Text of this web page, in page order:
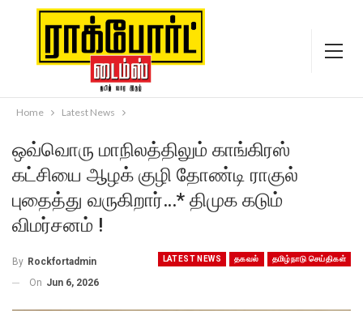
Home Latest News
ஒவ்வொரு மாநிலத்திலும் காங்கிரஸ்
கட்சியை ஆழக் குழி தோண்டி ராகுல்
புதைத்து வருகிறார்…* திமுக கடும்
விமர்சனம் !
LATEST NEWS தகவல் தமிழ்நாடு செய்திகள்
By Rockfortadmin
On Jun 6, 2026